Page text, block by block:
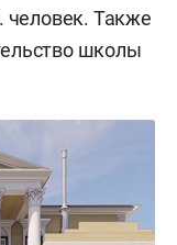
человек. Также
школы